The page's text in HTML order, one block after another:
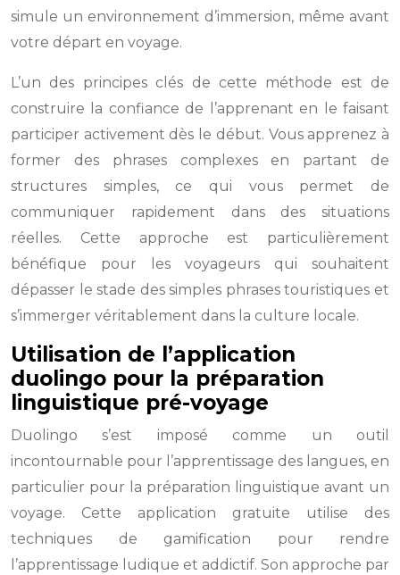
simule un environnement d’immersion, même avant
votre départ en voyage.
L’un des principes clés de cette méthode est de
construire la confiance de l’apprenant en le faisant
participer activement dès le début. Vous apprenez à
former des phrases complexes en partant de
structures simples, ce qui vous permet de
communiquer rapidement dans des situations
réelles. Cette approche est particulièrement
bénéfique pour les voyageurs qui souhaitent
dépasser le stade des simples phrases touristiques et
s’immerger véritablement dans la culture locale.
Utilisation de l’application
duolingo pour la préparation
linguistique pré-voyage
Duolingo s’est imposé comme un outil
incontournable pour l’apprentissage des langues, en
particulier pour la préparation linguistique avant un
voyage. Cette application gratuite utilise des
techniques de gamification pour rendre
l’apprentissage ludique et addictif. Son approche par